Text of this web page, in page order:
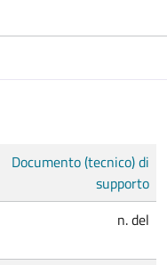
Documento (tecnico) di
supporto
n. del